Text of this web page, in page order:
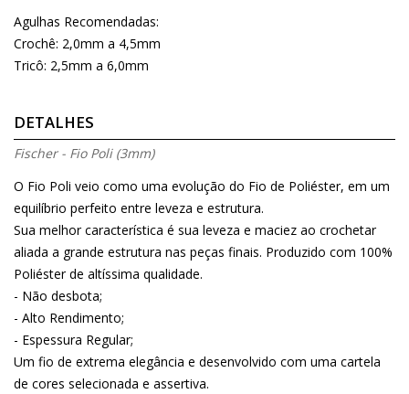
Agulhas Recomendadas:
Crochê: 2,0mm a 4,5mm
Tricô: 2,5mm a 6,0mm
DETALHES
Fischer - Fio Poli (3mm)
O Fio Poli veio como uma evolução do Fio de Poliéster, em um
equilíbrio perfeito entre leveza e estrutura.
Sua melhor característica é sua leveza e maciez ao crochetar
aliada a grande estrutura nas peças finais. Produzido com 100%
Poliéster de altíssima qualidade.
- Não desbota;
- Alto Rendimento;
- Espessura Regular;
Um fio de extrema elegância e desenvolvido com uma cartela
de cores selecionada e assertiva.